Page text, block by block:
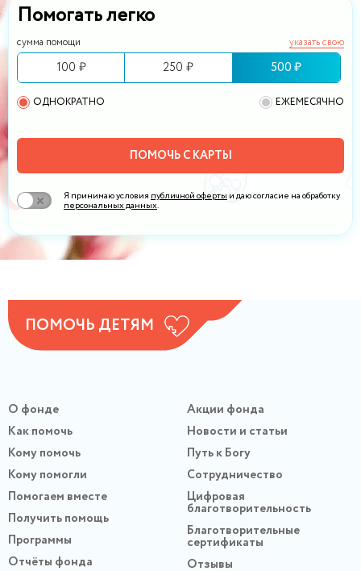
Помогать легко
сумма помощи указать свою
100 ₽ 250 ₽ 500 ₽
ОДНОКРАТНО ЕЖЕМЕСЯЧНО
ПОМОЧЬ С КАРТЫ
Я принимаю условия публичной оферты и даю согласие на обработку
персональных данных.
ПОМОЧЬ ДЕТЯМ
О фонде
Как помочь
Кому помочь
Кому помогли
Помогаем вместе
Получить помощь
Программы
Отчёты фонда
Акции фонда
Новости и статьи
Путь к Богу
Сотрудничество
Цифровая
благотворительность
Благотворительные
сертификаты
Отзывы